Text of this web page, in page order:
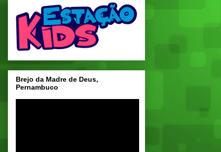
Brejo da Madre de Deus,
Pernambuco